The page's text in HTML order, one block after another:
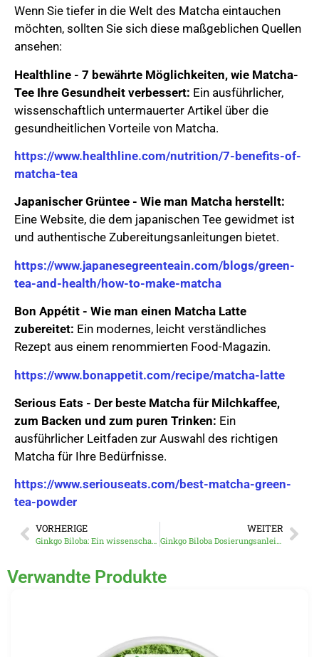
Wenn Sie tiefer in die Welt des Matcha eintauchen
möchten, sollten Sie sich diese maßgeblichen Quellen
ansehen:
Healthline - 7 bewährte Möglichkeiten, wie Matcha-
Tee Ihre Gesundheit verbessert: Ein ausführlicher,
wissenschaftlich untermauerter Artikel über die
gesundheitlichen Vorteile von Matcha.
https://www.healthline.com/nutrition/7-benefits-of-
matcha-tea
Japanischer Grüntee - Wie man Matcha herstellt:
Eine Website, die dem japanischen Tee gewidmet ist
und authentische Zubereitungsanleitungen bietet.
https://www.japanesegreenteain.com/blogs/green-
tea-and-health/how-to-make-matcha
Bon Appétit - Wie man einen Matcha Latte
zubereitet: Ein modernes, leicht verständliches
Rezept aus einem renommierten Food-Magazin.
https://www.bonappetit.com/recipe/matcha-latte
Serious Eats - Der beste Matcha für Milchkaffee,
zum Backen und zum puren Trinken: Ein
ausführlicher Leitfaden zur Auswahl des richtigen
Matcha für Ihre Bedürfnisse.
https://www.seriouseats.com/best-matcha-green-
tea-powder
VORHERIGE WEITER
Verwandte Produkte